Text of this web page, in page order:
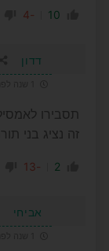
10
-4
דדון
תסבירו
זה נציג בני
2
-13
אביחי